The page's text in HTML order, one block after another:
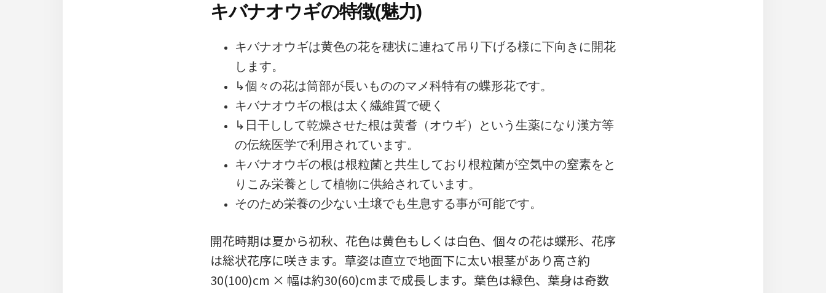
キバナオウギの特徴(魅力)
キバナオウギは黄色の花を穂状に連ねて吊り下げる様に下向きに開花
します。
↳個々の花は筒部が長いもののマメ科特有の蝶形花です。
キバナオウギの根は太く繊維質で硬く
↳日干しして乾燥させた根は黄耆（オウギ）という生薬になり漢方等
の伝統医学で利用されています。
キバナオウギの根は根粒菌と共生しており根粒菌が空気中の窒素をと
りこみ栄養として植物に供給されています。
そのため栄養の少ない土壌でも生息する事が可能です。
開花時期は夏から初秋、花色は黄色もしくは白色、個々の花は蝶形、花序
は総状花序に咲きます。草姿は直立で地面下に太い根茎があり高さ約
30(100)cm × 幅は約30(60)cmまで成長します。葉色は緑色、葉身は奇数